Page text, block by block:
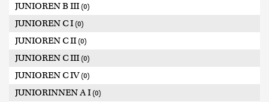
JUNIOREN B III (0)
JUNIOREN C I (0)
JUNIOREN C II (0)
JUNIOREN C III (0)
JUNIOREN C IV(0)
JUNIORINNEN A I (0)